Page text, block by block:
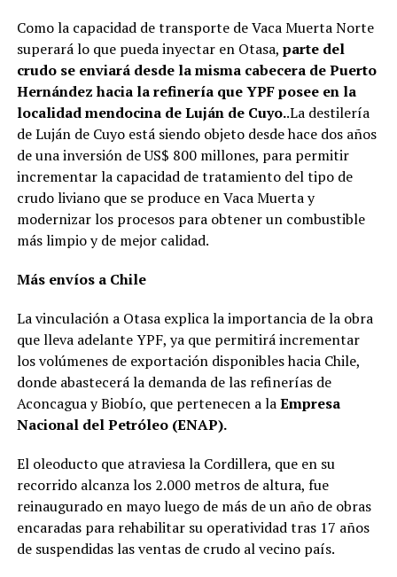
Como la capacidad de transporte de Vaca Muerta Norte
superará lo que pueda inyectar en Otasa, parte del
crudo se enviará desde la misma cabecera de Puerto
Hernández hacia la refinería que YPF posee en la
localidad mendocina de Luján de Cuyo..La destilería
de Luján de Cuyo está siendo objeto desde hace dos años
de una inversión de US$ 800 millones, para permitir
incrementar la capacidad de tratamiento del tipo de
crudo liviano que se produce en Vaca Muerta y
modernizar los procesos para obtener un combustible
más limpio y de mejor calidad.
Más envíos a Chile
La vinculación a Otasa explica la importancia de la obra
que lleva adelante YPF, ya que permitirá incrementar
los volúmenes de exportación disponibles hacia Chile,
donde abastecerá la demanda de las refinerías de
Aconcagua y Biobío, que pertenecen a laEmpresa
Nacional del Petróleo (ENAP).
El oleoducto que atraviesa la Cordillera, que en su
recorrido alcanza los 2.000 metros de altura, fue
reinaugurado en mayo luego de más de un año de obras
encaradas para rehabilitar su operatividad tras 17 años
de suspendidas las ventas de crudo al vecino país.